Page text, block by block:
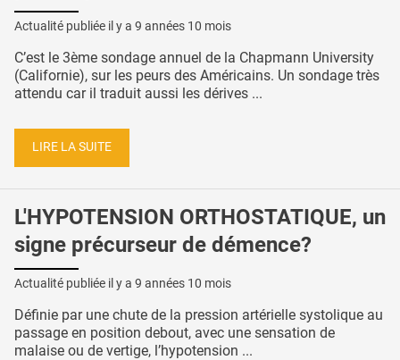
Actualité publiée il y a 9 années 10 mois
C’est le 3ème sondage annuel de la Chapmann University
(Californie), sur les peurs des Américains. Un sondage très
attendu car il traduit aussi les dérives ...
LIRE LA SUITE
L'HYPOTENSION ORTHOSTATIQUE, un
signe précurseur de démence?
Actualité publiée il y a 9 années 10 mois
Définie par une chute de la pression artérielle systolique au
passage en position debout, avec une sensation de
malaise ou de vertige, l’hypotension ...